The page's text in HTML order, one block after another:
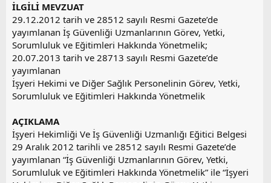
İLGİLİ MEVZUAT
29.12.2012 tarih ve 28512 sayılı Resmi Gazete’de
yayımlanan İş Güvenliği Uzmanlarının Görev, Yetki,
Sorumluluk ve Eğitimleri Hakkında Yönetmelik;
20.07.2013 tarih ve 28713 sayılı Resmi Gazete’de
yayımlanan
İşyeri Hekimi ve Diğer Sağlık Personelinin Görev, Yetki,
Sorumluluk ve Eğitimleri Hakkında Yönetmelik
AÇIKLAMA
İşyeri Hekimliği Ve İş Güvenliği Uzmanlığı Eğitici Belgesi
29 Aralık 2012 tarihli ve 28512 sayılı Resmi Gazete’de
yayımlanan “İş Güvenliği Uzmanlarının Görev, Yetki,
Sorumluluk ve Eğitimleri Hakkında Yönetmelik” ile “İşyeri